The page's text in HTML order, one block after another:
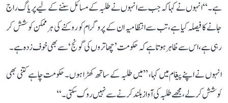
ہے۔‘‘ انہوں نے کہا کہ جب سے انہوں نے طلبہ کے مسائل سننے کے لیے پریاگ راج
جانے کا فیصلہ کیا ہے، تب سے انتظامیہ ان کے پروگرام کو روکنے کی ہر ممکن کوشش کر
رہی ہے، اس سے ظاہر ہوتا ہے کہ حکومت ’چھاتروں کی گونج‘ سے بھی خوف زدہ ہے۔
انہوں نے اپنے پیغام میں کہا، ’’میں طلبہ کے ساتھ کھڑا ہوں۔ حکومت چاہے کتنی بھی
کوشش کر لے، مجھے طلبہ کی آواز بلند کرنے سے نہیں روک سکتی۔‘‘